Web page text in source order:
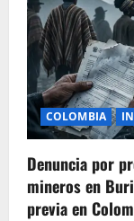
a
t
i
o
n
COLOMBIA
Denuncia por
mineros en
previa en